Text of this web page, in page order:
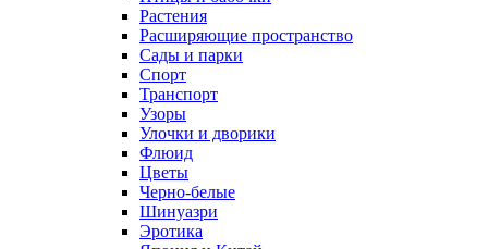
Растения
Расширяющие пространство
Сады и парки
Спорт
Транспорт
Узоры
Улочки и дворики
Флюид
Цветы
Черно-белые
Шинуазри
Эротика